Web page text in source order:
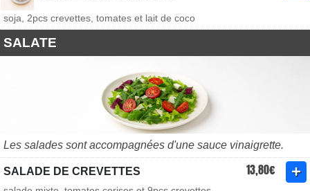
soja, 2pcs crevettes, tomates et lait de coco
SALATE
Les salades sont accompagnées d'une sauce vinaigrette.
SALADE DE CREVETTES 13,80€